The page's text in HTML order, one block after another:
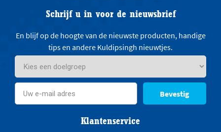
Schrijf u in voor de nieuwsbrief
En blijf op de hoogte van de nieuwste producten, handige
tips en andere Kuldipsingh nieuwtjes.
Bevestig
Klantenservice